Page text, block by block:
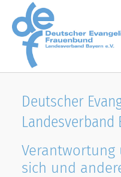
Skip to main content
Deutscher
Landesverband
sich und